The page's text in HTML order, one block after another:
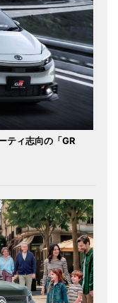
ティ志向の「GR